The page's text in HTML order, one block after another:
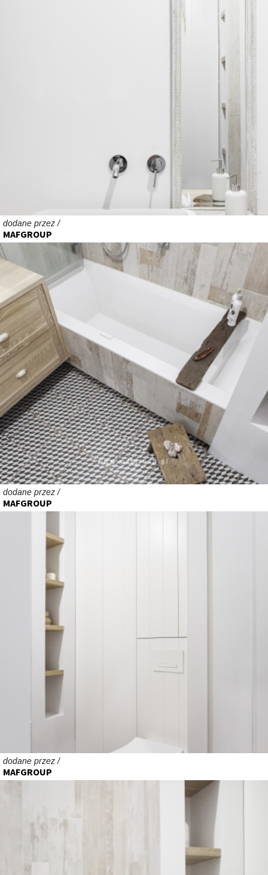
dodane przez /
MAFGROUP
dodane przez /
MAFGROUP
dodane przez /
MAFGROUP